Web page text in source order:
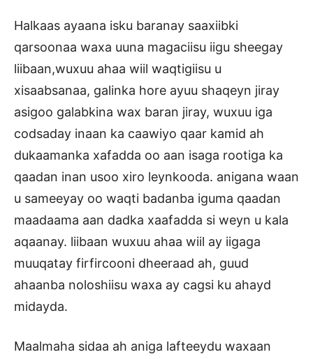
Halkaas ayaana isku baranay saaxiibki
qarsoonaa waxa uuna magaciisu iigu sheegay
liibaan,wuxuu ahaa wiil waqtigiisu u
xisaabsanaa, galinka hore ayuu shaqeyn jiray
asigoo galabkina wax baran jiray, wuxuu iga
codsaday inaan ka caawiyo qaar kamid ah
dukaamanka xafadda oo aan isaga rootiga ka
qaadan inan usoo xiro leynkooda. anigana waan
u sameeyay oo waqti badanba iguma qaadan
maadaama aan dadka xaafadda si weyn u kala
aqaanay. liibaan wuxuu ahaa wiil ay iigaga
muuqatay firfircooni dheeraad ah, guud
ahaanba noloshiisu waxa ay cagsi ku ahayd
midayda.
Maalmaha sidaa ah aniga lafteeydu waxaan